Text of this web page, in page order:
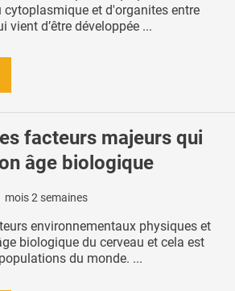
et d'organites entre
vient d’être développée ...
facteurs majeurs qui
âge biologique
mois 2 semaines
environnementaux physiques et
biologique du cerveau et cela est
du monde. ...